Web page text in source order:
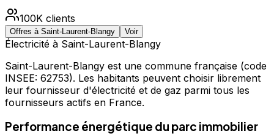
100K clients
Offres à Saint-Laurent-Blangy Voir
Électricité à Saint-Laurent-Blangy
Saint-Laurent-Blangy est une commune française (code
INSEE: 62753). Les habitants peuvent choisir librement
leur fournisseur d'électricité et de gaz parmi tous les
fournisseurs actifs en France.
Performance énergétique du parc immobilier